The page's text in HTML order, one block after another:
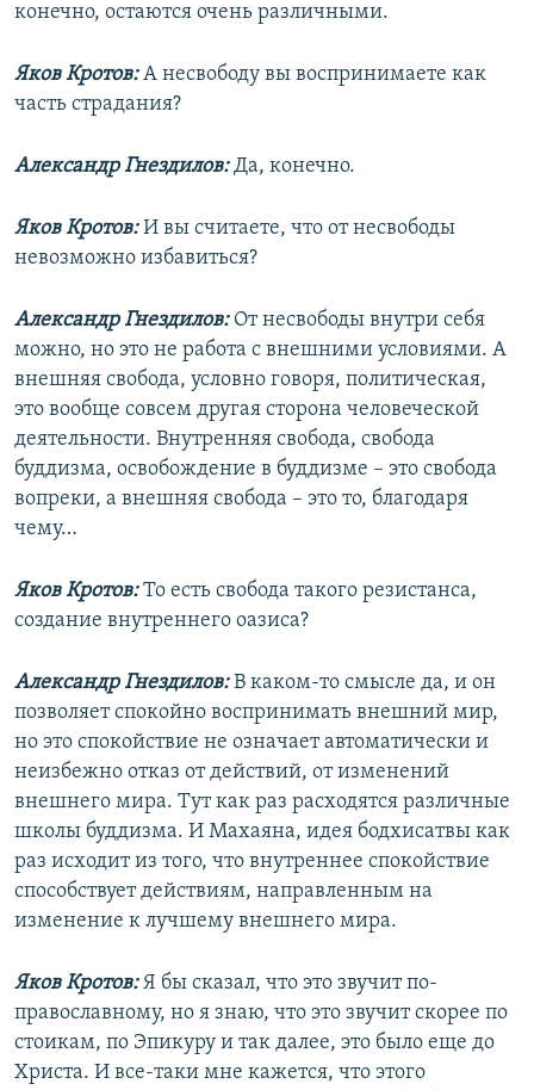
конечно, остаются очень различными.
Яков Кротов:А несвободу вы воспринимаете как
часть страдания?
Александр Гнездилов:Да, конечно.
Яков Кротов:И вы считаете, что от несвободы
невозможно избавиться?
Александр Гнездилов:От несвободы внутри себя
можно, но это не работа с внешними условиями. А
внешняя свобода, условно говоря, политическая,
это вообще совсем другая сторона человеческой
деятельности. Внутренняя свобода, свобода
буддизма, освобождение в буддизме – это свобода
вопреки, а внешняя свобода – это то, благодаря
чему…
Яков Кротов:То есть свобода такого резистанса,
создание внутреннего оазиса?
Александр Гнездилов:В каком-то смысле да, и он
позволяет спокойно воспринимать внешний мир,
но это спокойствие не означает автоматически и
неизбежно отказ от действий, от изменений
внешнего мира. Тут как раз расходятся различные
школы буддизма. И Махаяна, идея бодхисатвы как
раз исходит из того, что внутреннее спокойствие
способствует действиям, направленным на
изменение к лучшему внешнего мира.
Яков Кротов:Я бы сказал, что это звучит по-
православному, но я знаю, что это звучит скорее по
стоикам, по Эпикуру и так далее, это было еще до
Христа. И все-таки мне кажется, что этого